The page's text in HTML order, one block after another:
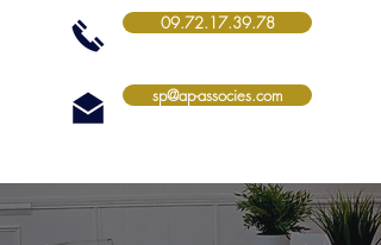
09.72.17.39.78
sp@ap-associes.com